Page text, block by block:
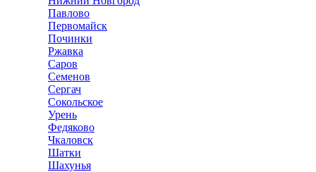
Павлово
Первомайск
Починки
Ржавка
Саров
Семенов
Сергач
Сокольское
Урень
Федяково
Чкаловск
Шатки
Шахунья